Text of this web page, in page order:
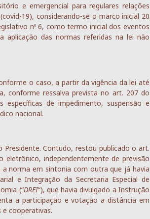
e emergencial para regulares relações
19), considerando-se o marco inicial 20
nº 6, como termo inicial dos eventos
aplicação das normas referidas na lei não
o caso, a partir da vigência da lei até
conforme ressalva prevista no art. 207 do
específicas de impedimento, suspensão e
nacional.
Presidente. Contudo, restou publicado o art.
eletrônico, independentemente de previsão
norma em sintonia com outra que já havia
e Integração da Secretaria Especial de
(“DREI“), que havia divulgado a Instrução
a participação e votação a distância em
e cooperativas.